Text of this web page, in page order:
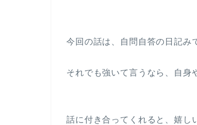
今回の話は、自問自答の日記み
それでも強いて言うなら、自身
話に付き合ってくれると、嬉し